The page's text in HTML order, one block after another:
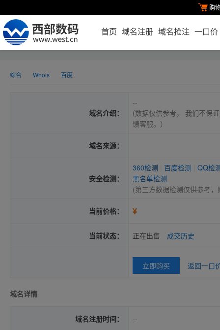
购
首页 域名注册 域名抢注 一口价
综合 Whois 百度
域名介绍：
--
(数据仅供参考， 我们不保
馈客服。）
域名来源：
安全检测：
360检测 百度检测
QQ检
黑名单检测
(第三方数据检测仅供参考
当前价格： ¥
当前状态： 正在出售 成交历史
立即购买 返回一口
域名详情
域名注册时间： --